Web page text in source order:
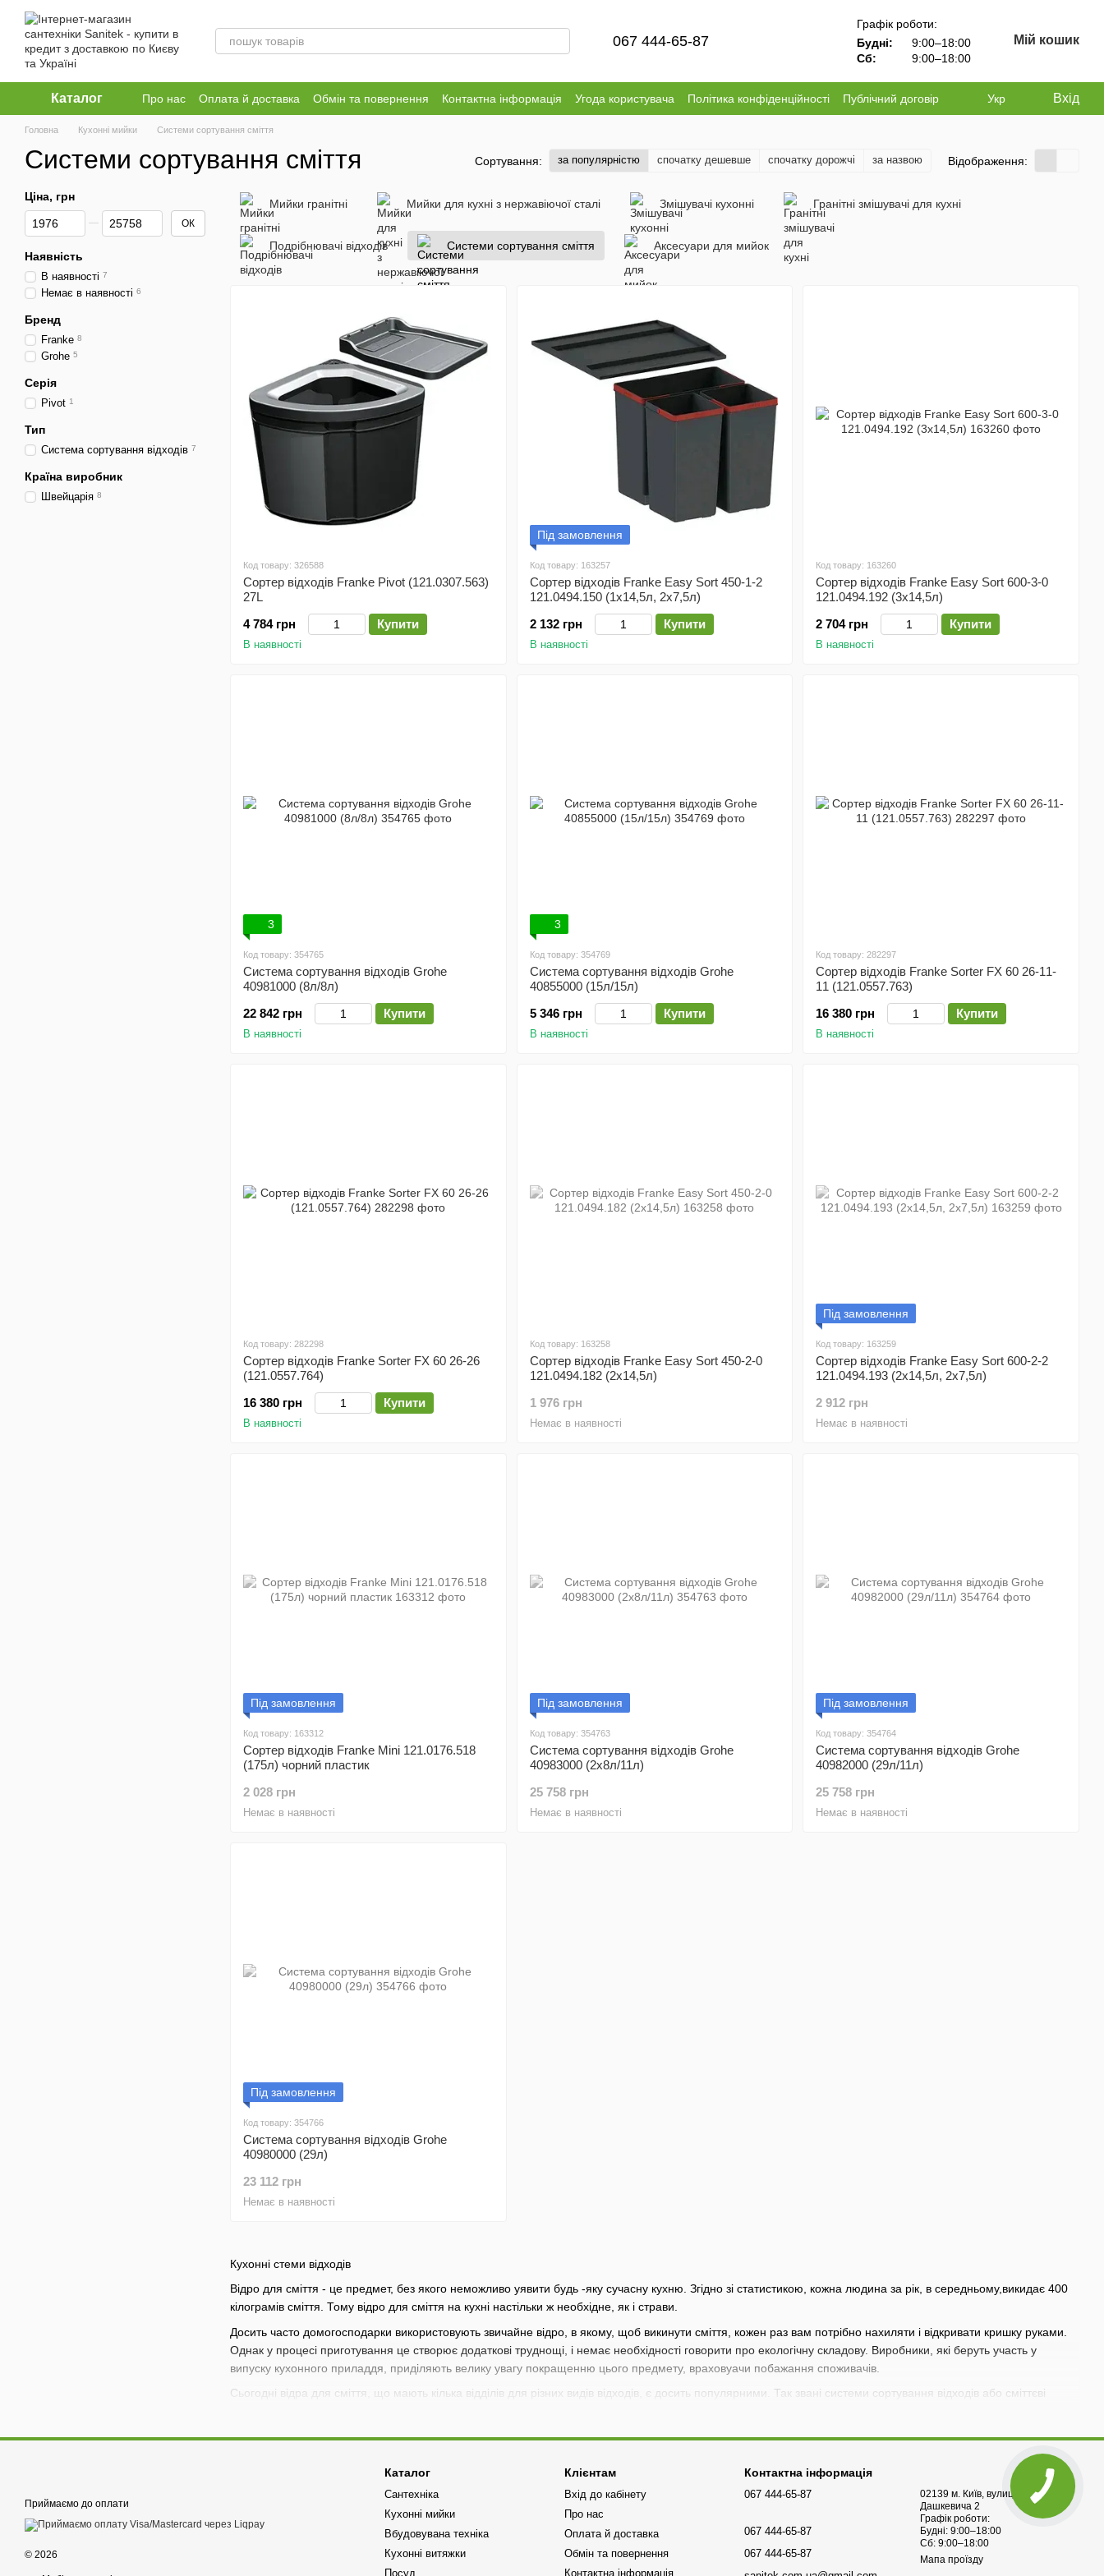
Перейти до основного контенту
067 444-65-87
Графік роботи:
Будні:
9:00–18:00
Сб:
9:00–18:00
Мій кошик
Каталог Про нас Оплата й доставка Обмін та повернення Контактна інформація Угода користувача Політика конфіденційності Публічний договір Укр Вхід
Головна Кухонні мийки Системи сортування сміття
Системи сортування сміття Сортування: за популярністю спочатку дешевше спочатку дорожчі за назвою Відображення:
Кухонні стеми відходів
Відро для сміття - це предмет, без якого неможливо уявити будь -яку сучасну кухню. Згідно зі статистикою, кожна людина за рік, в середньому,викидає 400
кілограмів сміття. Тому відро для сміття на кухні настільки ж необхідне, як і страви.
Досить часто домогосподарки використовують звичайне відро, в якому, щоб викинути сміття, кожен раз вам потрібно нахиляти і відкривати кришку руками.
Однак у процесі приготування це створює додаткові труднощі, і немає необхідності говорити про екологічну складову. Виробники, які беруть участь у
випуску кухонного приладдя, приділяють велику увагу покращенню цього предмету, враховуачи побажання споживачів.
Сьогодні відра для сміття, що мають кілька відділів для різних видів відходів, є досить популярними. Так звані системи сортування відходів або сміттєві
Обов’язковий елемент відра для сміття - це кришка, яка запобігає поширенню неприємного запаху в кімнаті. Сьогодні ви можете знайти моделі відра для
сміття, які вбудовані в кухонні меблі. Прикріплені з задньої частини фасаду, вони відкриваються при відкритті дверей. У цьому випадку кришка залишається
фіксованою для раковини і може бути використана як полиця для миючих засобів та засобів для чищення та аксесуарів.
Найчастіше відра для відходів виготовляють з металу та пластику. Також вони мають різні системи конфігурації та сортування відходів. Перш за все, це
залежить від можливості встановлення цього аксесуара.
Ви можете знайти відра, вбудовані безпосередньо в стільницю, призначену для встановлення в кутових шафах та рухомих коробках.
Досить часто такі системи не використовуються за їхнім прямим призначенням. У них ви можете зберігати різні продукти, які можуть зберігатися при
Мийки гранітні Мийки для кухні з нержавіючої сталі Змішувачі кухонні Гранітні змішувачі для кухні
Подрібнювачі відходів Системи сортування сміття Аксесуари для мийок
Код товару: 326588
Сортер відходів Franke Pivot (121.0307.563)
27L
4 784 грн
Купити
В наявності
Під замовлення
Код товару: 163257
Сортер відходів Franke Easy Sort 450-1-2
121.0494.150 (1х14,5л, 2х7,5л)
2 132 грн
Купити
В наявності
Код товару: 163260
Сортер відходів Franke Easy Sort 600-3-0
121.0494.192 (3х14,5л)
2 704 грн
Купити
В наявності
3
Код товару: 354765
Система сортування відходів Grohe
40981000 (8л/8л)
22 842 грн
Купити
В наявності
3
Код товару: 354769
Система сортування відходів Grohe
40855000 (15л/15л)
5 346 грн
Купити
В наявності
Код товару: 282297
Сортер відходів Franke Sorter FX 60 26-11-
11 (121.0557.763)
16 380 грн
Купити
В наявності
Код товару: 282298
Сортер відходів Franke Sorter FX 60 26-26
(121.0557.764)
16 380 грн
Купити
В наявності
Код товару: 163258
Сортер відходів Franke Easy Sort 450-2-0
121.0494.182 (2х14,5л)
1 976 грн
Немає в наявності
Під замовлення
Код товару: 163259
Сортер відходів Franke Easy Sort 600-2-2
121.0494.193 (2х14,5л, 2х7,5л)
2 912 грн
Немає в наявності
Під замовлення
Код товару: 163312
Сортер відходів Franke Mini 121.0176.518
(175л) чорний пластик
2 028 грн
Немає в наявності
Під замовлення
Код товару: 354763
Система сортування відходів Grohe
40983000 (2х8л/11л)
25 758 грн
Немає в наявності
Під замовлення
Код товару: 354764
Система сортування відходів Grohe
40982000 (29л/11л)
25 758 грн
Немає в наявності
Під замовлення
Код товару: 354766
Система сортування відходів Grohe
40980000 (29л)
23 112 грн
Немає в наявності
Ціна, грн
Від Ціна, грн
До Ціна, грн ОК
Наявність
В наявності 7
Немає в наявності 6
Бренд
Franke 8
Grohe 5
Серія
Pivot 1
Тип
Система сортування відходів 7
Країна виробник
Швейцарія 8
Приймаємо до оплати
© 2026
Каталог
Сантехніка
Кухонні мийки
Вбудовувана техніка
Кухонні витяжки
Посуд
Клієнтам
Вхід до кабінету
Про нас
Оплата й доставка
Обмін та повернення
Контактна інформація
Контактна інформація
067 444-65-87
067 444-65-87
067 444-65-87
02139 м. Київ, вулиця Остафія
Дашкевича 2
Графік роботи:
Будні: 9:00–18:00
Сб: 9:00–18:00
Мапа проїзду